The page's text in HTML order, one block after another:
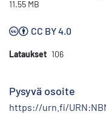
11.55 MB
CC BY 4.0
Lataukset 106
Pysyvä osoite
https://urn.fi/